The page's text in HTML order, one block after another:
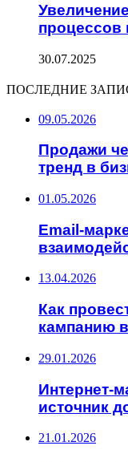
процессов
30.07.2025
ПОСЛЕДНИЕ
09.05.2026
Продажи
тренд в
01.05.2026
Email-
13.04.2026
Как
кампанию
29.01.2026
Интернет-
источник
21.01.2026